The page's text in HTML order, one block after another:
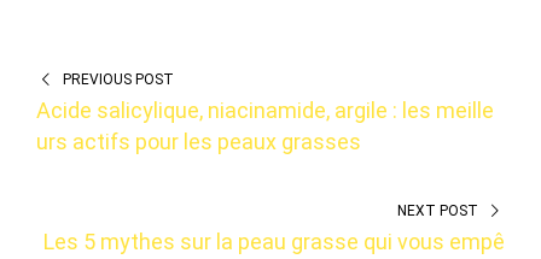
PREVIOUS POST
Acide salicylique, niacinamide, argile : les meille
urs actifs pour les peaux grasses
NEXT POST
Les 5 mythes sur la peau grasse qui vous empê